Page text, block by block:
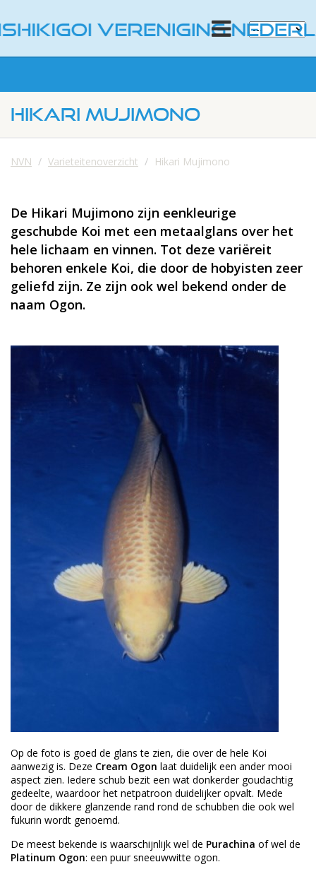
HIKARI MUJIMONO
NVN Varieteitenoverzicht Hikari Mujimono
De Hikari Mujimono zijn eenkleurige
geschubde Koi met een metaalglans over het
hele lichaam en vinnen. Tot deze variëreit
behoren enkele Koi, die door de hobyisten zeer
geliefd zijn. Ze zijn ook wel bekend onder de
naam Ogon.
Op de foto is goed de glans te zien, die over de hele Koi
aanwezig is. Deze Cream Ogon laat duidelijk een ander mooi
aspect zien. Iedere schub bezit een wat donkerder goudachtig
gedeelte, waardoor het netpatroon duidelijker opvalt. Mede
door de dikkere glanzende rand rond de schubben die ook wel
fukurin wordt genoemd.
De meest bekende is waarschijnlijk wel de Purachina of wel de
Platinum Ogon: een puur sneeuwwitte ogon.